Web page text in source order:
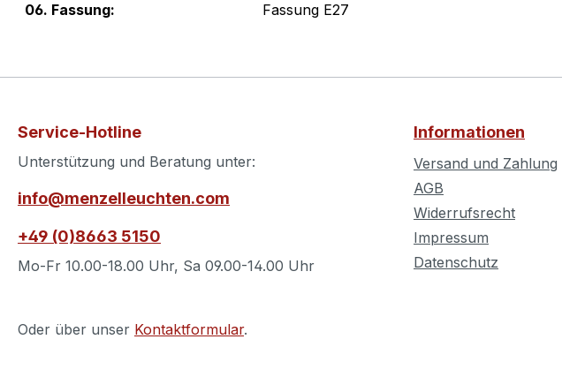
06. Fassung:
Fassung E27
Service-Hotline
Unterstützung und Beratung unter:
info@menzelleuchten.com
+49 (0)8663 5150
Mo-Fr 10.00-18.00 Uhr, Sa 09.00-14.00 Uhr
Oder über unser Kontaktformular.
Informationen
Versand und Zahlung
AGB
Widerrufsrecht
Impressum
Datenschutz